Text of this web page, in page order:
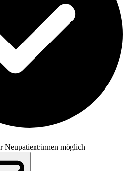
Neupatient:innen möglich